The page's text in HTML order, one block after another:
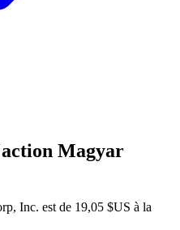
Magyar
Inc. est de 19,05 $US à la